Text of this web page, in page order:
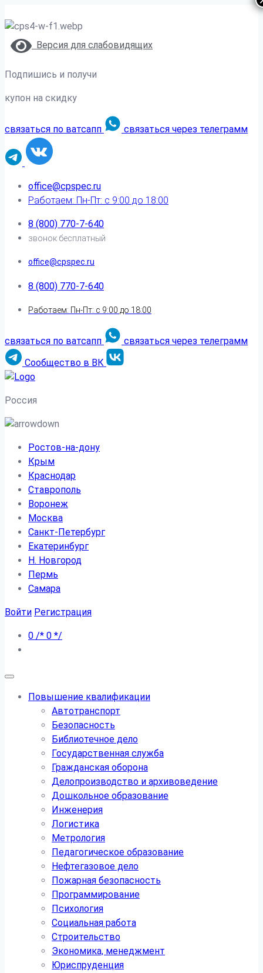
Версия для слабовидящих
Подпишись и получи
купон на скидку
связаться по ватсапп связаться через телеграмм
office@cpspec.ru
Работаем: Пн-Пт: с 9:00 до 18:00
8 (800) 770-7-640
звонок бесплатный
office@cpspec.ru
8 (800) 770-7-640
Работаем: Пн-Пт: с 9:00 до 18:00
связаться по ватсапп
связаться через телеграмм
Сообщество в ВК
Россия
Ростов-на-дону
Крым
Краснодар
Ставрополь
Воронеж
Москва
Санкт-Петербург
Екатеринбург
Н. Новгород
Пермь
Самара
Войти Регистрация
0 /* 0 */
Повышение квалификации
Автотранспорт
Безопасность
Библиотечное дело
Государственная служба
Гражданская оборона
Делопроизводство и архивоведение
Дошкольное образование
Инженерия
Логистика
Метрология
Педагогическое образование
Нефтегазовое дело
Пожарная безопасность
Программирование
Психология
Социальная работа
Строительство
Экономика, менеджмент
Юриспруденция